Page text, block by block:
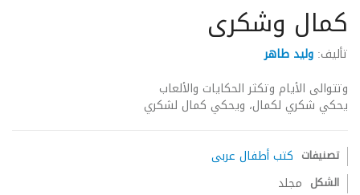
كمال وشكرى
تأليف: وليد طاهر
وتتوالى الأيام وتكثر الحكايات والألعاب
يحكي شكري لكمال، ويحكي كمال لشكري
تصنيفات كتب أطفال عربى
الشكل مجلد